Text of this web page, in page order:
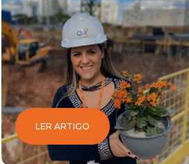
LER ARTIGO